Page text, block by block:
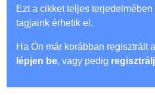
Ezt a cikket teljes
tagjaink érhetik el.
Ha Ön már korábban regisztrált
lépjen be, vagy pedig